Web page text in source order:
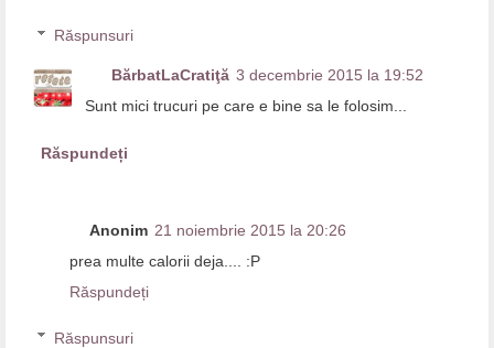
Răspunsuri
BărbatLaCratiţă 3 decembrie 2015 la 19:52
Sunt mici trucuri pe care e bine sa le folosim...
Răspundeți
Anonim 21 noiembrie 2015 la 20:26
prea multe calorii deja.... :P
Răspundeți
Răspunsuri